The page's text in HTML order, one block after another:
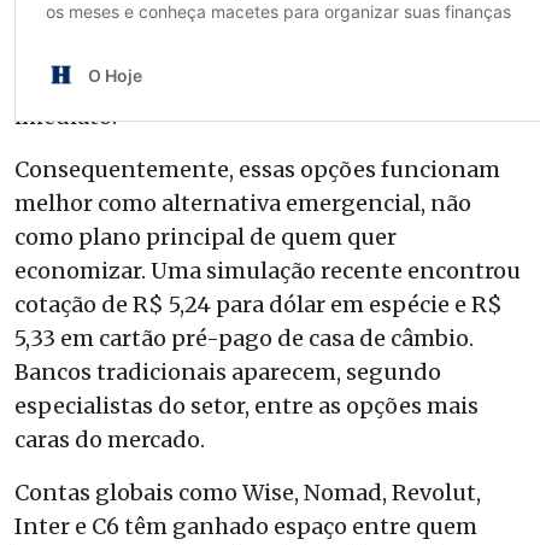
comprar moeda estrangeira. Casas de câmbio
mais caro pela conveniência do atendimento
imediato.
Consequentemente, essas opções funcionam
melhor como alternativa emergencial, não
como plano principal de quem quer
economizar. Uma simulação recente encontrou
cotação de R$ 5,24 para dólar em espécie e R$
5,33 em cartão pré-pago de casa de câmbio.
Bancos tradicionais aparecem, segundo
especialistas do setor, entre as opções mais
caras do mercado.
Contas globais como Wise, Nomad, Revolut,
Inter e C6 têm ganhado espaço entre quem